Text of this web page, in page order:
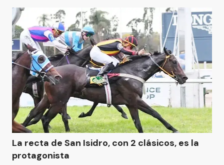
La recta de San Isidro, con 2 clásicos, es la
protagonista